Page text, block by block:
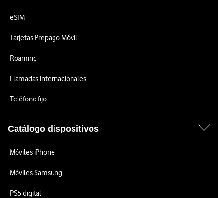
eSIM
Tarjetas Prepago Móvil
Roaming
Llamadas internacionales
Teléfono fijo
Catálogo dispositivos
Móviles iPhone
Móviles Samsung
PS5 digital